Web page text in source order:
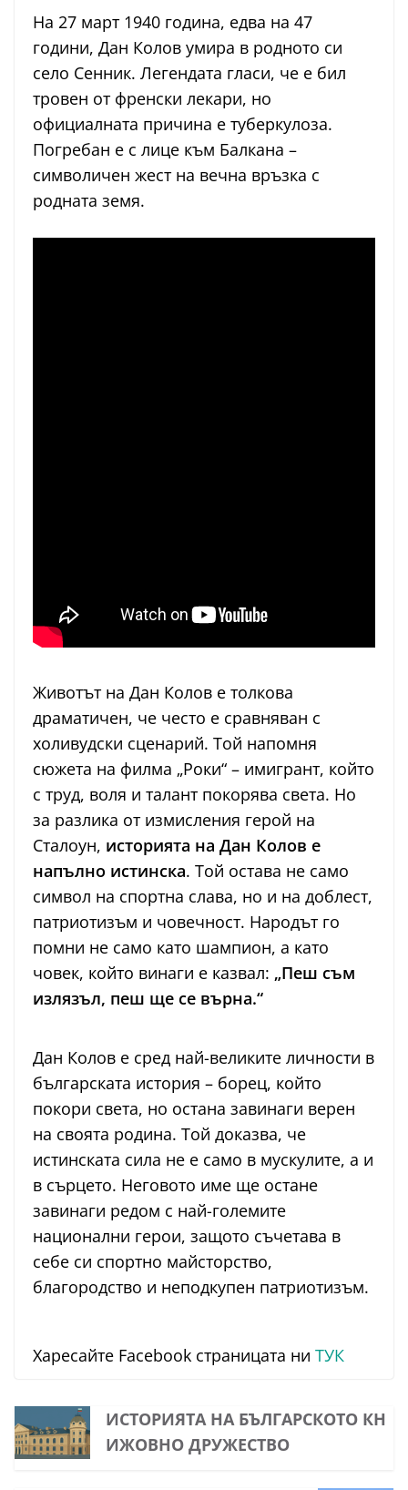
На 27 март 1940 година, едва на 47
години, Дан Колов умира в родното си
село Сенник. Легендата гласи, че е бил
тровен от френски лекари, но
официалната причина е туберкулоза.
Погребан е с лице към Балкана –
символичен жест на вечна връзка с
родната земя.
Животът на Дан Колов е толкова
драматичен, че често е сравняван с
холивудски сценарий. Той напомня
сюжета на филма „Роки“ – имигрант, който
с труд, воля и талант покорява света. Но
за разлика от измисления герой на
Сталоун, историята на Дан Колов е
напълно истинска. Той остава не само
символ на спортна слава, но и на доблест,
патриотизъм и човечност. Народът го
помни не само като шампион, а като
човек, който винаги е казвал: „Пеш съм
излязъл, пеш ще се върна.“
Дан Колов е сред най-великите личности в
българската история – борец, който
покори света, но остана завинаги верен
на своята родина. Той доказва, че
истинската сила не е само в мускулите, а и
в сърцето. Неговото име ще остане
завинаги редом с най-големите
национални герои, защото съчетава в
себе си спортно майсторство,
благородство и неподкупен патриотизъм.
Харесайте Facebook страницата ни ТУК
ИСТОРИЯТА НА БЪЛГАРСКОТО КН
ИЖОВНО ДРУЖЕСТВО